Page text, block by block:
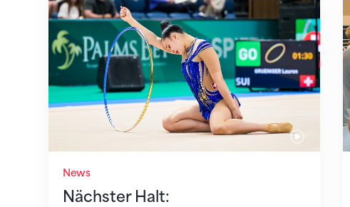
News
Nächster Halt:
Nächster Halt: Weltmeisterschaft